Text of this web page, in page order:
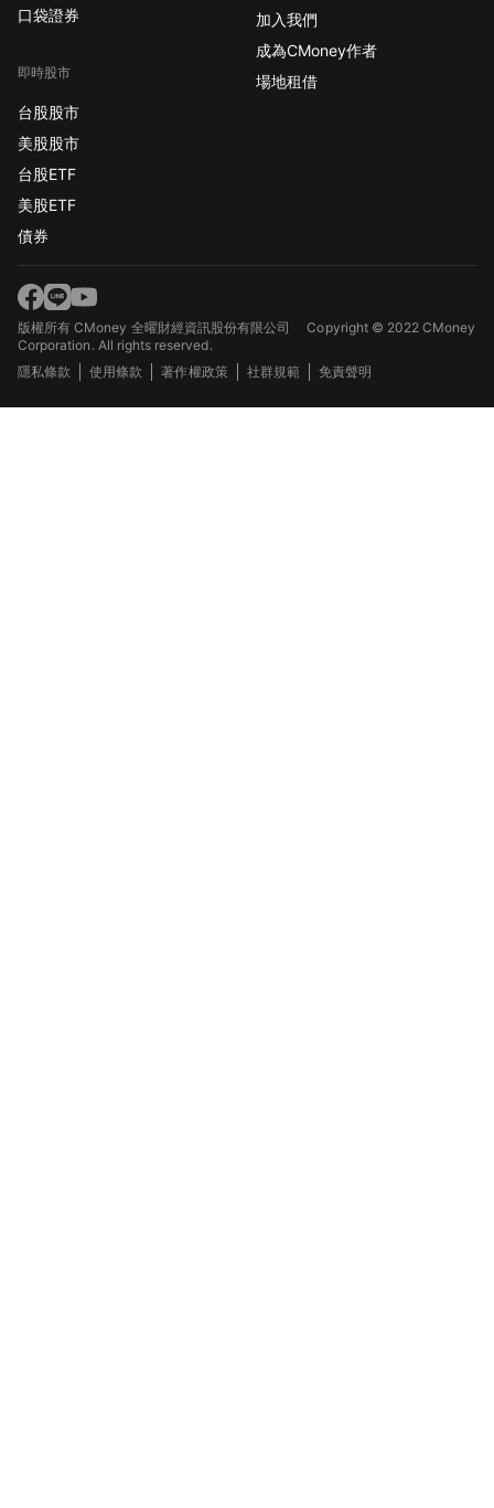
口袋證券
即時股市
台股股市
美股股市
台股ETF
美股ETF
債券
加入我們
成為CMoney作者
場地租借
版權所有 CMoney 全曜財經資訊股份有限公司Copyright © 2022 CMoney
Corporation. All rights reserved.
隱私條款
使用條款 著作權政策 社群規範 免責聲明